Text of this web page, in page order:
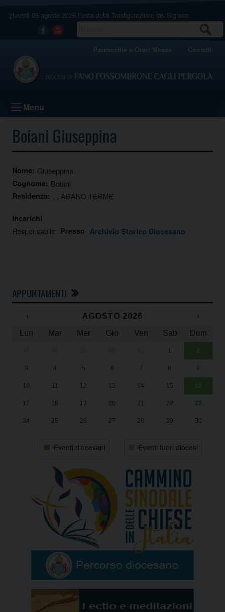
giovedì 06 agosto 2026 Festa della Trasfigurazione del Signore
Facebook
Youtube
Parrocchie e Orari Messe Contatti
Menu
Boiani Giuseppina
Nome: Giuseppina
Cognome: Boiani
Residenza: , , ABANO TERME
Incarichi
Responsabile Presso Archivio Storico Diocesano
APPUNTAMENTI
‹ AGOSTO 2026
›
Lun
Mar Mer Gio Ven Sab Dom
1 2
3 4 5 6 7 8 9
10 11 12 13 14 15 16
17 18 19 20 21 22 23
24 25 26 27 28 29 30
Eventi diocesani Eventi fuori diocesi